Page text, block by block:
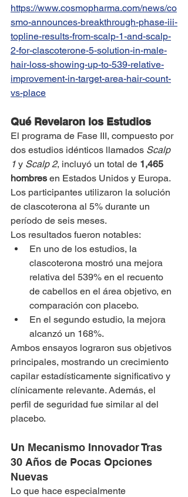
https://www.cosmopharma.com/news/co
smo-announces-breakthrough-phase-iii-
topline-results-from-scalp-1-and-scalp-
2-for-clascoterone-5-solution-in-male-
hair-loss-showing-up-to-539-relative-
improvement-in-target-area-hair-count-
vs-place
Qué Revelaron los Estudios
El programa de Fase III, compuesto por
dos estudios idénticos llamados Scalp
1 y Scalp 2, incluyó un total de 1,465
hombres en Estados Unidos y Europa.
Los participantes utilizaron la solución
de clascoterona al 5% durante un
período de seis meses.
Los resultados fueron notables:
En uno de los estudios, la
clascoterona mostró una mejora
relativa del 539% en el recuento
de cabellos en el área objetivo, en
comparación con placebo.
En el segundo estudio, la mejora
alcanzó un 168%.
Ambos ensayos lograron sus objetivos
principales, mostrando un crecimiento
capilar estadísticamente significativo y
clínicamente relevante. Además, el
perfil de seguridad fue similar al del
placebo.
Un Mecanismo Innovador Tras
30 Años de Pocas Opciones
Nuevas
Lo que hace especialmente